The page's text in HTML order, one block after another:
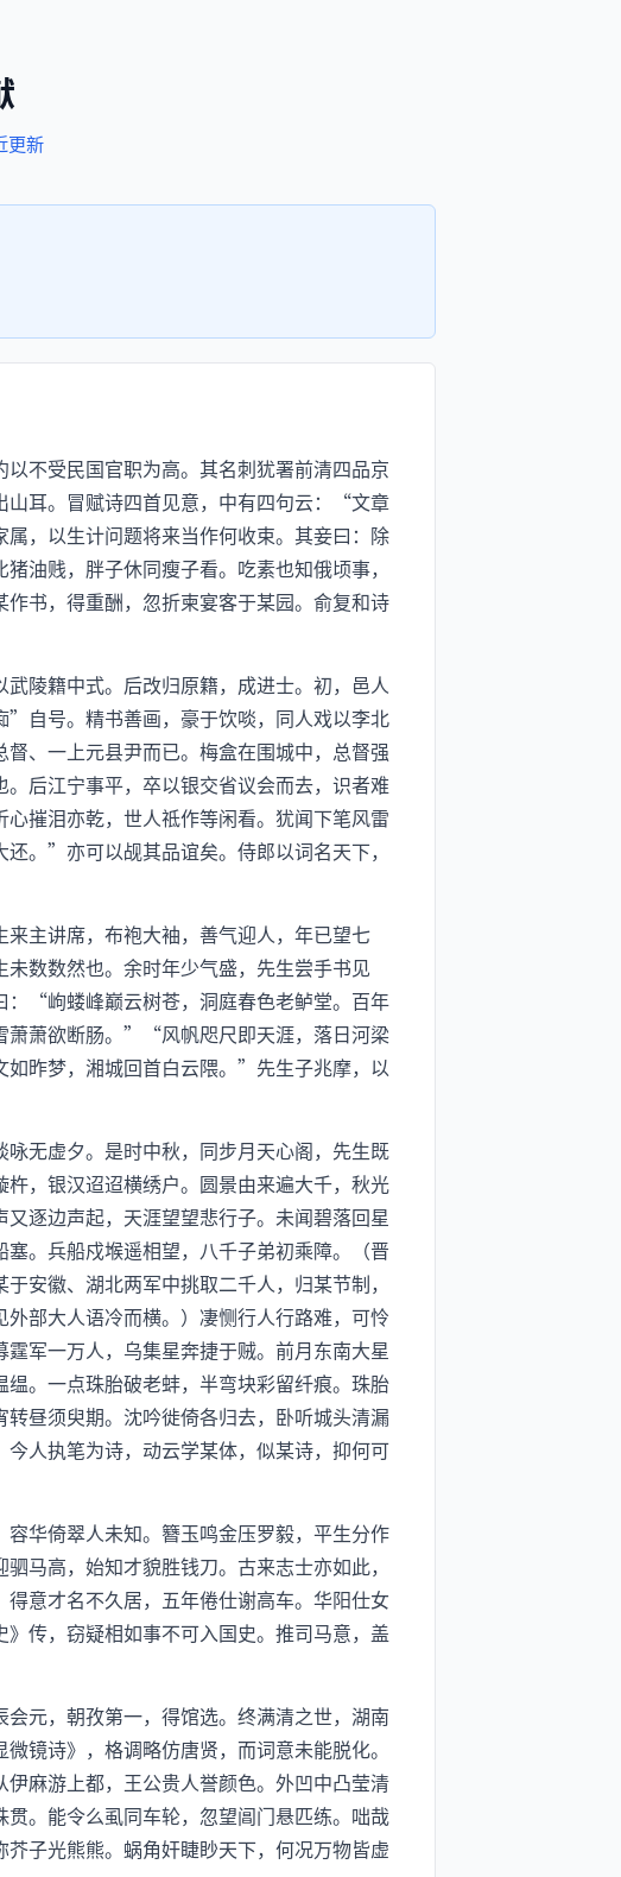
更新
不受民国官职为高。其名刺犹署前清四品京
山耳。冒赋诗四首见意，中有四句云：“文章
，以生计问题将来当作何收束。其妾曰：除
油贱，胖子休同瘦子看。吃素也知俄顷事，
书，得重酬，忽折柬宴客于某园。俞复和诗
陵籍中式。后改归原籍，成进士。初，邑人
自号。精书善画，豪于饮啖，同人戏以李北
、一上元县尹而已。梅盒在围城中，总督强
后江宁事平，卒以银交省议会而去，识者难
摧泪亦乾，世人祗作等闲看。犹闻下笔风雷
。”亦可以觇其品谊矣。侍郎以词名天下，
主讲席，布袍大袖，善气迎人，年已望七
数数然也。余时年少气盛，先生尝手书见
：“岣蝼峰巅云树苍，洞庭春色老鲈堂。百年
萧萧欲断肠。”“风帆咫尺即天涯，落日河梁
如昨梦，湘城回首白云隈。”先生子兆摩，以
无虚夕。是时中秋，同步月天心阁，先生既
，银汉迢迢横绣户。圆景由来遍大千，秋光
逐边声起，天涯望望悲行子。未闻碧落回星
。兵船戍堠遥相望，八千子弟初乘障。（晋
安徽、湖北两军中挑取二千人，归某节制，
部大人语冷而横。）凄恻行人行路难，可怜
军一万人，乌集星奔捷于贼。前月东南大星
。一点珠胎破老蚌，半弯块彩留纤痕。珠胎
昼须臾期。沈吟徙倚各归去，卧听城头清漏
人执笔为诗，动云学某体，似某诗，抑何可
华倚翠人未知。簪玉鸣金压罗毅，平生分作
马高，始知才貌胜钱刀。古来志士亦如此，
意才名不久居，五年倦仕谢高车。华阳仕女
传，窃疑相如事不可入国史。推司马意，盖
元，朝孜第一，得馆选。终满清之世，湖南
镜诗》，格调略仿唐贤，而词意未能脱化。
麻游上都，王公贵人誉颜色。外凹中凸莹清
。能令么虱同车轮，忽望阊门悬匹练。咄哉
子光熊熊。蜗角奸睫眇天下，何况万物皆虚